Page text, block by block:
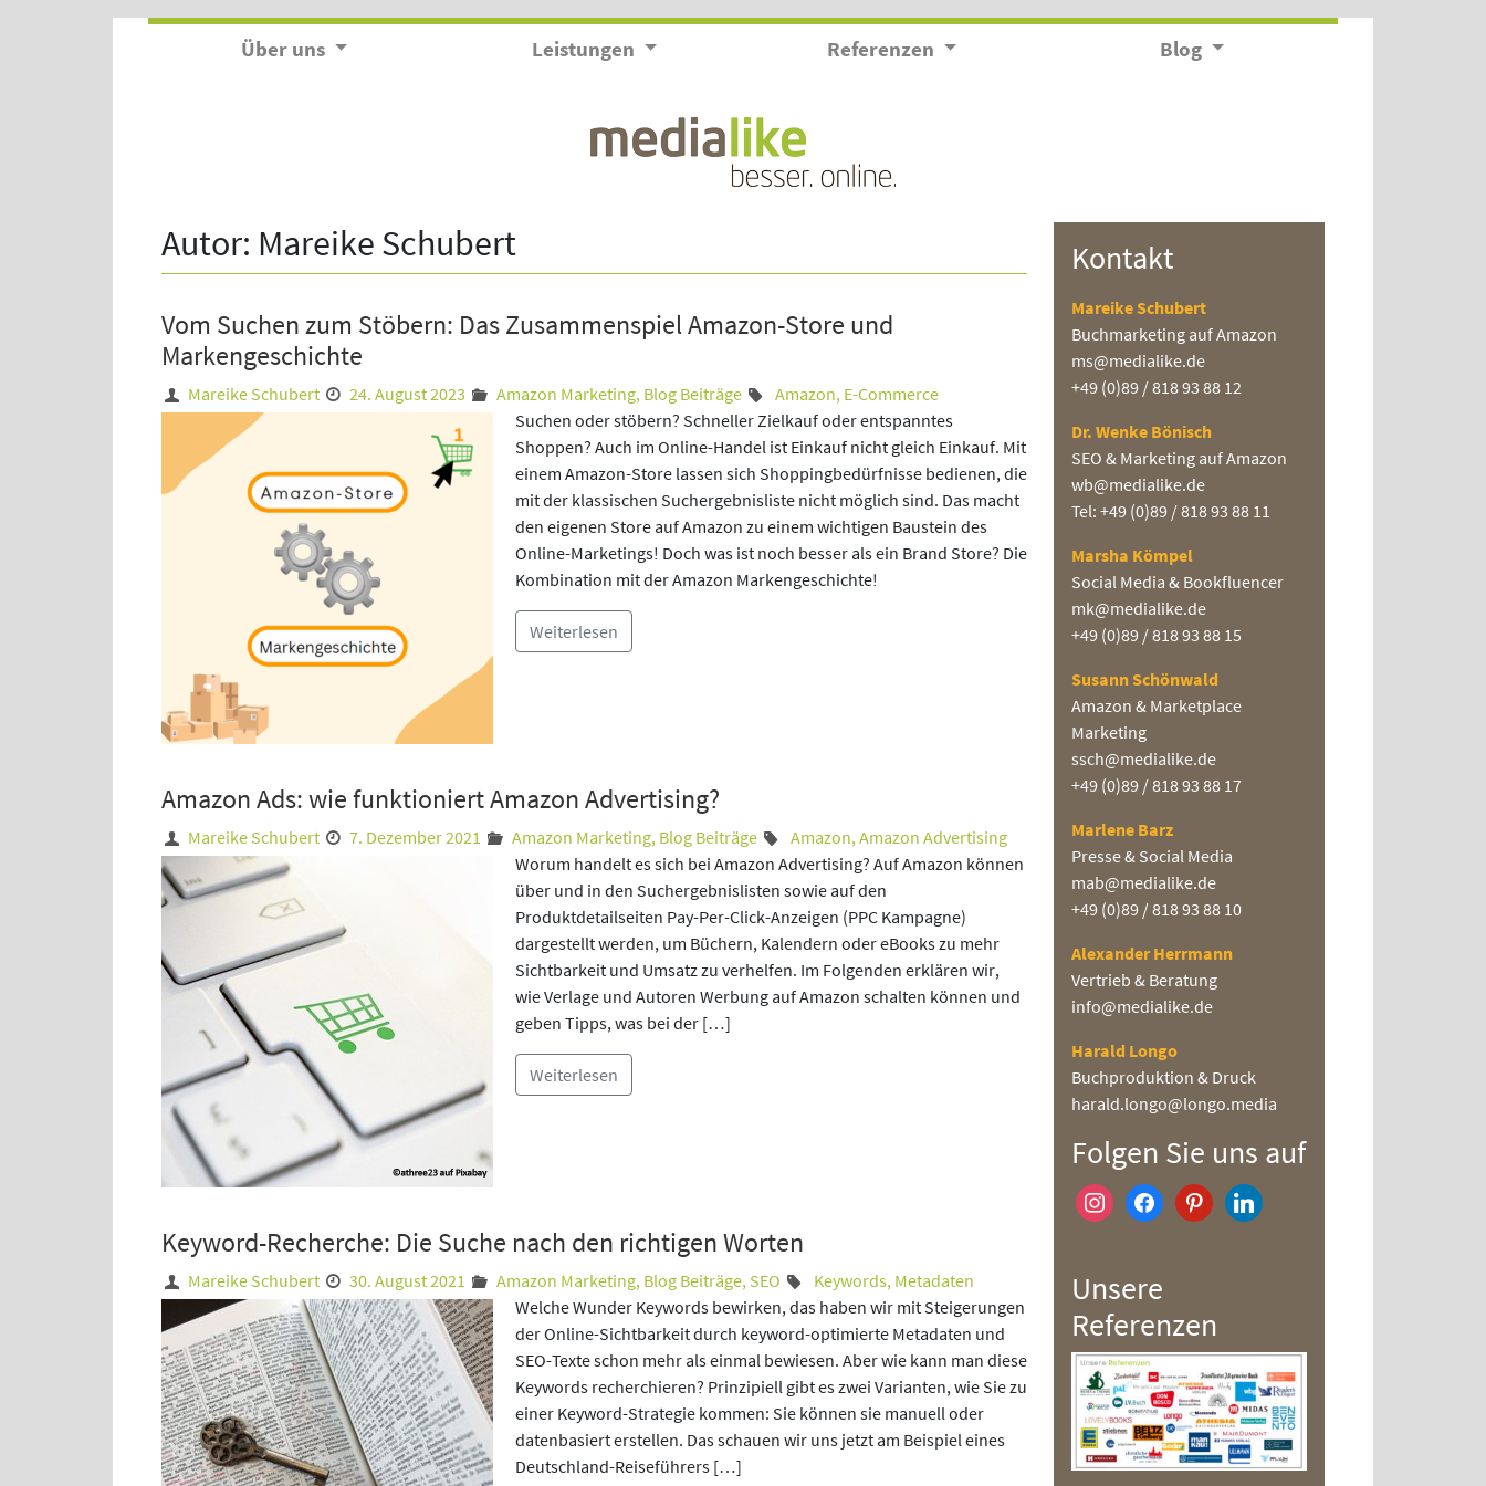
Über uns Leistungen Referenzen Blog
Autor: Mareike Schubert
Vom Suchen zum Stöbern: Das Zusammenspiel Amazon-Store und
Markengeschichte
Mareike Schubert 24. August 2023 Amazon Marketing, Blog Beiträge Amazon, E-Commerce
Suchen oder stöbern? Schneller Zielkauf oder entspanntes
Shoppen? Auch im Online-Handel ist Einkauf nicht gleich Einkauf. Mit
einem Amazon-Store lassen sich Shoppingbedürfnisse bedienen, die
mit der klassischen Suchergebnisliste nicht möglich sind. Das macht
den eigenen Store auf Amazon zu einem wichtigen Baustein des
Online-Marketings! Doch was ist noch besser als ein Brand Store? Die
Kombination mit der Amazon Markengeschichte!
Weiterlesen
Amazon Ads: wie funktioniert Amazon Advertising?
Mareike Schubert 7. Dezember 2021 Amazon Marketing, Blog Beiträge Amazon,Amazon Advertising
Worum handelt es sich bei Amazon Advertising? Auf Amazon können
über und in den Suchergebnislisten sowie auf den
Produktdetailseiten Pay-Per-Click-Anzeigen (PPC Kampagne)
dargestellt werden, um Büchern, Kalendern oder eBooks zu mehr
Sichtbarkeit und Umsatz zu verhelfen. Im Folgenden erklären wir,
wie Verlage und Autoren Werbung auf Amazon schalten können und
geben Tipps, was bei der […]
Weiterlesen
Keyword-Recherche: Die Suche nach den richtigen Worten
Mareike Schubert 30. August 2021 Amazon Marketing, Blog Beiträge, SEO Keywords, Metadaten
Welche Wunder Keywords bewirken, das haben wir mit Steigerungen
der Online-Sichtbarkeit durch keyword-optimierte Metadaten und
SEO-Texte schon mehr als einmal bewiesen. Aber wie kann man diese
Keywords recherchieren? Prinzipiell gibt es zwei Varianten, wie Sie zu
einer Keyword-Strategie kommen: Sie können sie manuell oder
datenbasiert erstellen. Das schauen wir uns jetzt am Beispiel eines
Deutschland-Reiseführers […]
Kontakt
Mareike Schubert
Buchmarketing auf Amazon
ms@medialike.de
+49 (0)89 / 818 93 88 12
Dr. Wenke Bönisch
SEO & Marketing auf Amazon
wb@medialike.de
Tel: +49 (0)89 / 818 93 88 11
Marsha Kömpel
Social Media & Bookfluencer
mk@medialike.de
+49 (0)89 / 818 93 88 15
Susann Schönwald
Amazon & Marketplace
Marketing
ssch@medialike.de
+49 (0)89 / 818 93 88 17
Marlene Barz
Presse & Social Media
mab@medialike.de
+49 (0)89 / 818 93 88 10
Alexander Herrmann
Vertrieb & Beratung
info@medialike.de
Harald Longo
Buchproduktion & Druck
harald.longo@longo.media
Folgen Sie uns auf
instagramfacebookpinterestlinkedin
Unsere
Referenzen